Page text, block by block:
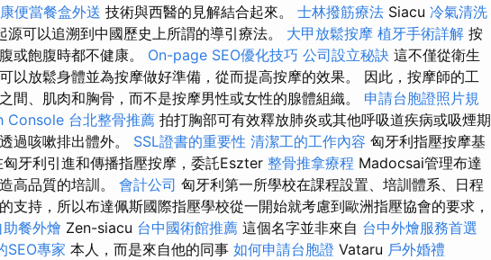
便當餐盒外送 技術與西醫的見解結合起來。 士林撥筋療法 Siacu 冷氣清洗
源可以追溯到中國歷史上所謂的導引療法。 大甲放鬆按摩 植牙手術詳解 按
或飽腹時都不健康。 On-page SEO優化技巧 公司設立秘訣 這不僅從衛生
以放鬆身體並為按摩做好準備，從而提高按摩的效果。 因此，按摩師的工
間、肌肉和胸骨，而不是按摩男性或女性的腺體組織。 申請台胞證照片規
Console 台北整骨推薦 拍打胸部可有效釋放肺炎或其他呼吸道疾病或吸煙期
過咳嗽排出體外。 SSL證書的重要性 清潔工的工作內容 匈牙利指壓按摩基
牙利引進和傳播指壓按摩，委託Eszter 整骨推拿療程 Madocsai管理布達
高品質的培訓。 會計公司 匈牙利第一所學校在課程設置、培訓體系、日程
支持，所以布達佩斯國際指壓學校從一開始就考慮到歐洲指壓協會的要求，
餐外燴 Zen-siacu 台中國術館推薦 這個名字並非來自 台中外燴服務首選
SEO專家 本人，而是來自他的同事 如何申請台胞證 Vataru 戶外婚禮